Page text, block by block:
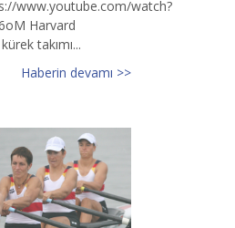
www.youtube.com/watch?
Harvard
takımı...
Haberin devamı >>